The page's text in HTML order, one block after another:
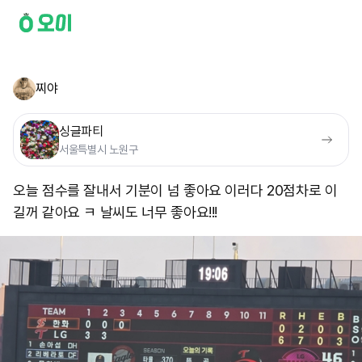
찌야
싱글파티
서울특별시 노원구
오늘 점수를 잘내서 기분이 넘 좋아요 이러다 20점차로 이
길꺼 같아요 ㅋ 날씨도 너무 좋아요!!!